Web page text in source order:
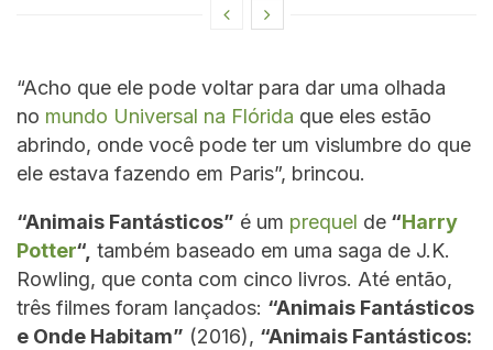
“Acho que ele pode voltar para dar uma olhada
no mundo Universal na Flórida que eles estão
abrindo, onde você pode ter um vislumbre do que
ele estava fazendo em Paris”, brincou.
“Animais Fantásticos” é um prequel de “Harry
Potter“, também baseado em uma saga de J.K.
Rowling, que conta com cinco livros. Até então,
três filmes foram lançados: “Animais Fantásticos
e Onde Habitam” (2016), “Animais Fantásticos: